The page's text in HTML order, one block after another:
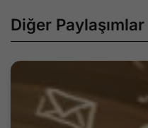
Diğer Paylaşımlar